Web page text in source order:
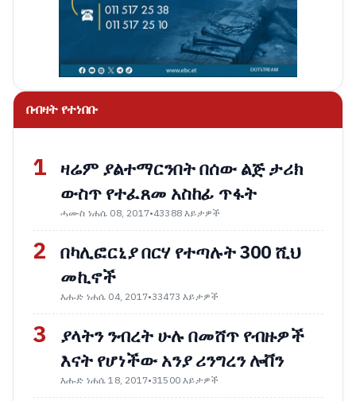
በብዛት የተነበቡ
1 ዛሬም ያልተማርንበት በሰው ልጅ ታሪክ
ውስጥ የተፈጸመ አስከፊ ጥፋት
ሓሙስ ነሐሴ 08, 2017•43388 እይታዎች
2 በካሊፎርኒያ በርሃ የተጣሉት 300 ሺህ
መኪኖች
እሑድ ነሐሴ 04, 2017•33473 እይታዎች
3
ያላትን ንብረት ሁሉ በመሸጥ የብዙዎች
እናት የሆነችው አንያ ሪንግረን ሎቨን
እሑድ ነሐሴ 18, 2017•31500 እይታዎች